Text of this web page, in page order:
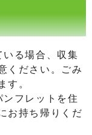
る場合、収集
ください。ごみ
。
フレットを住
お持ち帰りくだ